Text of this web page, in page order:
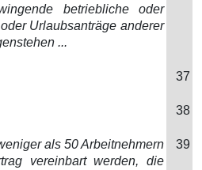
betriebliche oder
Urlaubsanträge anderer
...
37
38
als 50 Arbeitnehmern
vereinbart werden, die
39